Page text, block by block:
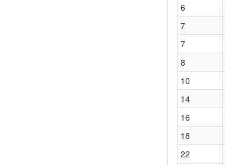
6
7
7
8
10
14
16
18
22